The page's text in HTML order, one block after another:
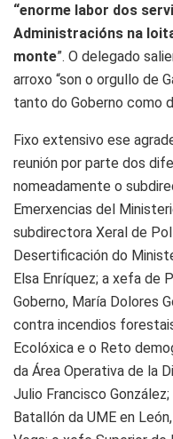
“enorme labor dos
Administracións na
monte”. O delegado
arroxo “son o orgullo de
tanto do Goberno como
Fixo extensivo ese
reunión por parte dos
nomeadamente o
Emerxencias del
subdirectora Xeral de
Desertificación do
Elsa Enríquez; a xefa de
Goberno, María Dolores
contra incendios
Ecolóxica e o Reto
da Área Operativa de la
Julio Francisco
Batallón da UME en